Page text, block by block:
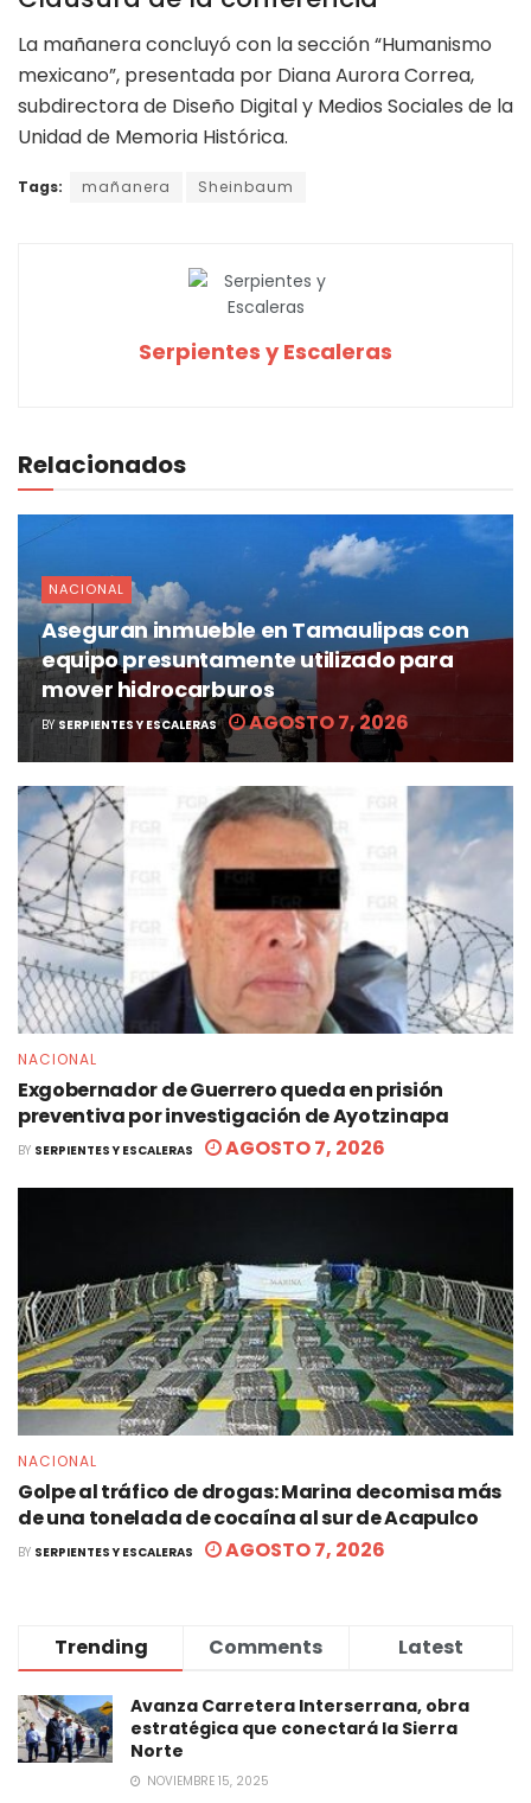
La mañanera concluyó con la sección “Humanismo
mexicano”, presentada por Diana Aurora Correa,
subdirectora de Diseño Digital y Medios Sociales de la
Unidad de Memoria Histórica.
Tags: mañanera Sheinbaum
Serpientes y Escaleras
Relacionados
NACIONAL
Aseguran inmueble en Tamaulipas con
equipo presuntamente utilizado para
mover hidrocarburos
BY SERPIENTES Y ESCALERAS AGOSTO 7, 2026
NACIONAL
Exgobernador de Guerrero queda en prisión
preventiva por investigación de Ayotzinapa
BY SERPIENTES Y ESCALERAS AGOSTO 7, 2026
NACIONAL
Golpe al tráfico de drogas: Marina decomisa más
de una tonelada de cocaína al sur de Acapulco
BY SERPIENTES Y ESCALERAS AGOSTO 7, 2026
Trending Comments Latest
Avanza Carretera Interserrana, obra
estratégica que conectará la Sierra
Norte
NOVIEMBRE 15, 2025